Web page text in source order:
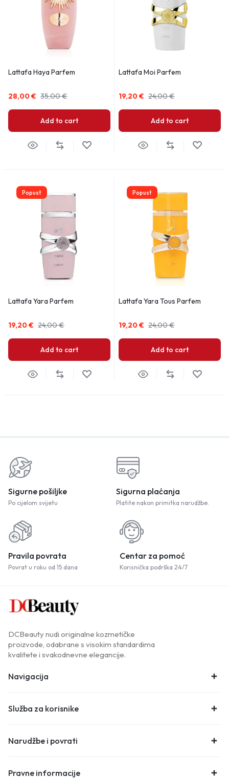
Lattafa Haya Parfem
35,00€
28,00€
Add to cart
Lattafa Moi Parfem
24,00€
19,20€
Add to cart
Popust
Lattafa Yara Parfem
24,00€
19,20€
Add to cart
Popust
Lattafa Yara Tous Parfem
24,00€
19,20€
Add to cart
Sigurne pošiljke
Po cijelom svijetu
Sigurna plaćanja
Platite nakon primitka narudžbe.
Pravila povrata
Povrat u roku od 15 dana
Centar za pomoć
Korisnička podrška 24/7
DCBeauty nudi originalne kozmetičke
proizvode, odabrane s visokim standardima
kvalitete i svakodnevne elegancije.
Navigacija
Služba za korisnike
Narudžbe i povrati
Pravne informacije